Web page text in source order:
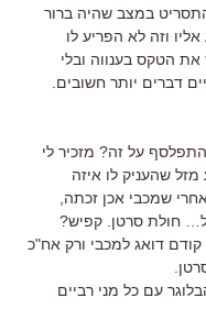
במצב שהיה ברור
וזה לא הפריע לו
הטקס בענווה ובלי
דברים יותר חשובים.
על זה? מזכיר לי
שהעניק לו איזה
שמכבי אכן זכתה,
חולת סרטן. קפיש?
דואג למכבי ורק אח"כ
עם כל מני רביים